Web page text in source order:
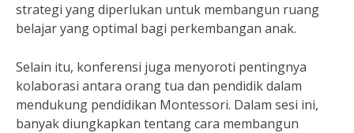
strategi yang diperlukan untuk membangun ruang
belajar yang optimal bagi perkembangan anak.
Selain itu, konferensi juga menyoroti pentingnya
kolaborasi antara orang tua dan pendidik dalam
mendukung pendidikan Montessori. Dalam sesi ini,
banyak diungkapkan tentang cara membangun